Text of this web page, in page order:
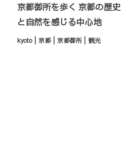
京都御所を歩く 京都の歴史
と自然を感じる中心地
kyoto | 京都 | 京都御所 | 観光